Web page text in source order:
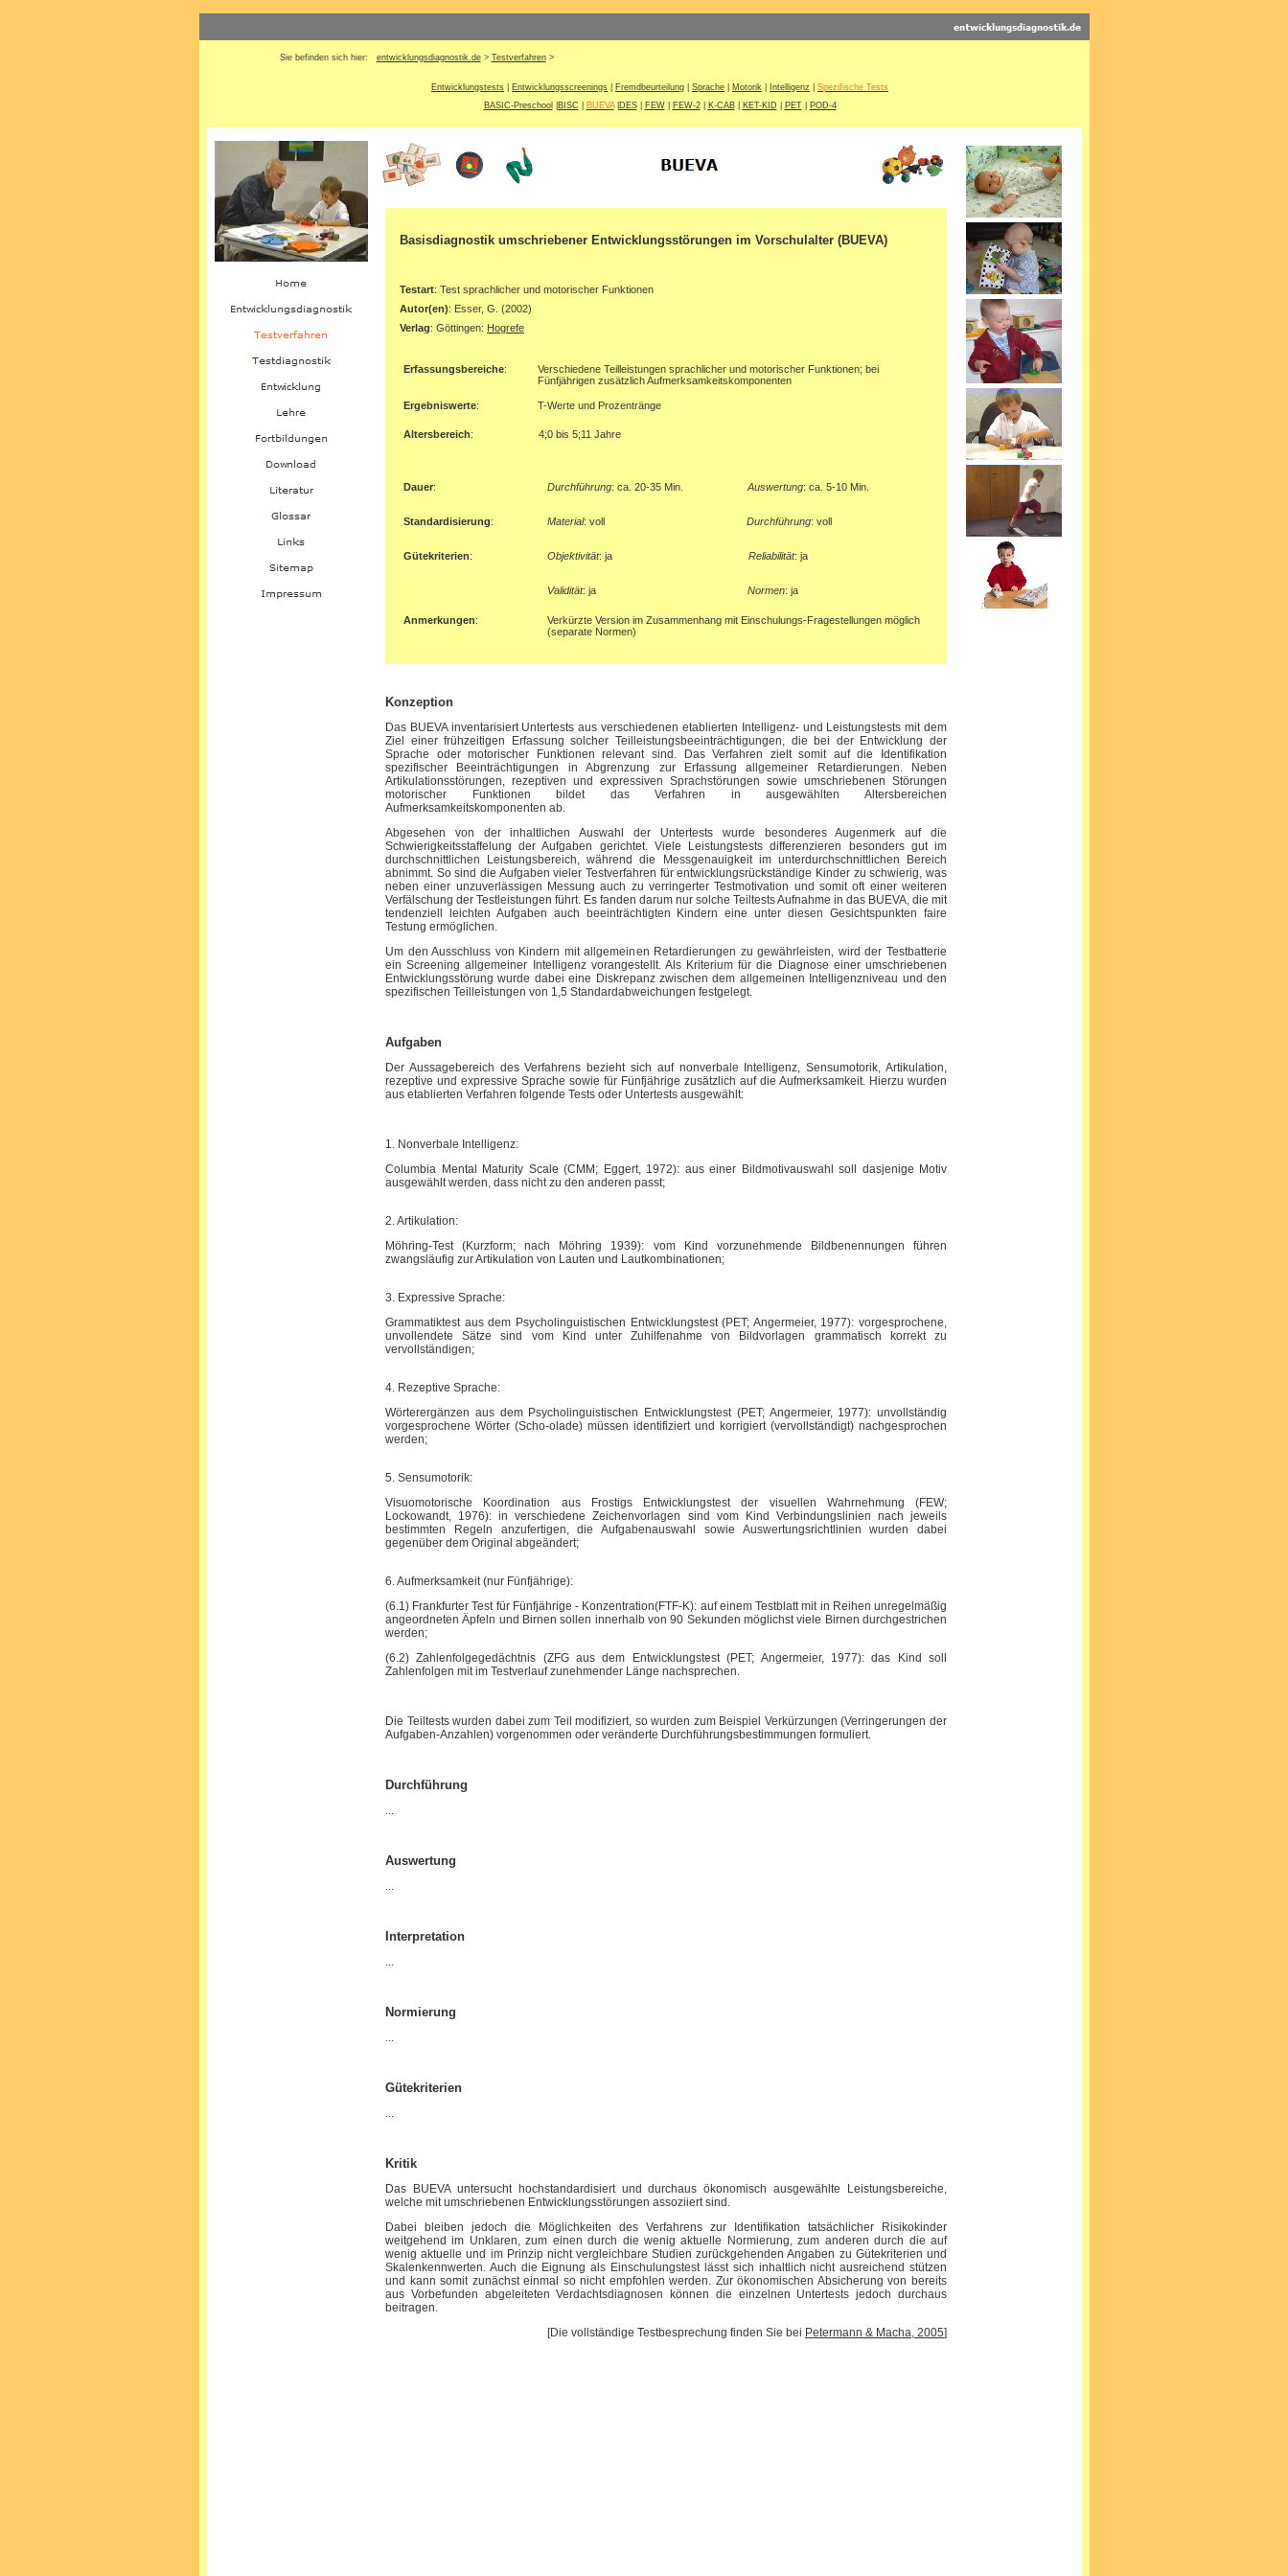
Sie befinden sich hier: entwicklungsdiagnostik.de> Testverfahren>
Entwicklungstests Entwicklungsscreenings Fremdbeurteilung Sprache Motorik Intelligenz
Spezifische Tests
BASIC-Preschool
BISC BUEVA| DES| FEW| FEW-2| K-CAB| KET-KID PET| POD-4
Basisdiagnostik umschriebener Entwicklungsstörungen im Vorschulalter (BUEVA)
Testart: Test sprachlicher und motorischer Funktionen
Autor(en): Esser, G. (2002)
Verlag: Göttingen: Hogrefe
Erfassungsbereiche:
Verschiedene Teilleistungen sprachlicher und motorischer Funktionen; bei
Fünfjährigen zusätzlich Aufmerksamkeitskomponenten
Ergebniswerte: T-Werte und Prozentränge
Altersbereich: 4;0 bis 5;11 Jahre
Dauer: Durchführung: ca. 20-35 Min. Auswertung: ca. 5-10 Min.
Standardisierung: Material: voll Durchführung: voll
Gütekriterien: Objektivität: ja Reliabilität: ja
Validität: ja Normen: ja
Anmerkungen:
Verkürzte Version im Zusammenhang mit Einschulungs-Fragestellungen möglich
(separate Normen)
Konzeption
Das BUEVA inventarisiert Untertests aus verschiedenen etablierten Intelligenz- und Leistungstests mit dem
Ziel einer frühzeitigen Erfassung solcher Teilleistungsbeeinträchtigungen, die bei der Entwicklung der
Sprache oder motorischer Funktionen relevant sind. Das Verfahren zielt somit auf die Identifikation
spezifischer Beeinträchtigungen in Abgrenzung zur Erfassung allgemeiner Retardierungen. Neben
Artikulationsstörungen, rezeptiven und expressiven Sprachstörungen sowie umschriebenen Störungen
motorischer Funktionen bildet das Verfahren in ausgewählten Altersbereichen
Aufmerksamkeitskomponenten ab.
Abgesehen von der inhaltlichen Auswahl der Untertests wurde besonderes Augenmerk auf die
Schwierigkeitsstaffelung der Aufgaben gerichtet. Viele Leistungstests differenzieren besonders gut im
durchschnittlichen Leistungsbereich, während die Messgenauigkeit im unterdurchschnittlichen Bereich
abnimmt. So sind die Aufgaben vieler Testverfahren für entwicklungsrückständige Kinder zu schwierig, was
neben einer unzuverlässigen Messung auch zu verringerter Testmotivation und somit oft einer weiteren
Verfälschung der Testleistungen führt. Es fanden darum nur solche Teiltests Aufnahme in das BUEVA, die mit
tendenziell leichten Aufgaben auch beeinträchtigten Kindern eine unter diesen Gesichtspunkten faire
Testung ermöglichen.
Um den Ausschluss von Kindern mit allgemeinen Retardierungen zu gewährleisten, wird der Testbatterie
ein Screening allgemeiner Intelligenz vorangestellt. Als Kriterium für die Diagnose einer umschriebenen
Entwicklungsstörung wurde dabei eine Diskrepanz zwischen dem allgemeinen Intelligenzniveau und den
spezifischen Teilleistungen von 1,5 Standardabweichungen festgelegt.
Aufgaben
Der Aussagebereich des Verfahrens bezieht sich auf nonverbale Intelligenz, Sensumotorik, Artikulation,
rezeptive und expressive Sprache sowie für Fünfjährige zusätzlich auf die Aufmerksamkeit. Hierzu wurden
aus etablierten Verfahren folgende Tests oder Untertests ausgewählt:
1. Nonverbale Intelligenz:
Columbia Mental Maturity Scale (CMM; Eggert, 1972): aus einer Bildmotivauswahl soll dasjenige Motiv
ausgewählt werden, dass nicht zu den anderen passt;
2. Artikulation:
Möhring-Test (Kurzform; nach Möhring 1939): vom Kind vorzunehmende Bildbenennungen führen
zwangsläufig zur Artikulation von Lauten und Lautkombinationen;
3. Expressive Sprache:
Grammatiktest aus dem Psycholinguistischen Entwicklungstest (PET; Angermeier, 1977): vorgesprochene,
unvollendete Sätze sind vom Kind unter Zuhilfenahme von Bildvorlagen grammatisch korrekt zu
vervollständigen;
4. Rezeptive Sprache:
Wörterergänzen aus dem Psycholinguistischen Entwicklungstest (PET; Angermeier, 1977): unvollständig
vorgesprochene Wörter (Scho-olade) müssen identifiziert und korrigiert (vervollständigt) nachgesprochen
werden;
5. Sensumotorik:
Visuomotorische Koordination aus Frostigs Entwicklungstest der visuellen Wahrnehmung (FEW;
Lockowandt, 1976): in verschiedene Zeichenvorlagen sind vom Kind Verbindungslinien nach jeweils
bestimmten Regeln anzufertigen, die Aufgabenauswahl sowie Auswertungsrichtlinien wurden dabei
gegenüber dem Original abgeändert;
6. Aufmerksamkeit (nur Fünfjährige):
(6.1) Frankfurter Test für Fünfjährige - Konzentration(FTF-K): auf einem Testblatt mit in Reihen unregelmäßig
angeordneten Äpfeln und Birnen sollen innerhalb von 90 Sekunden möglichst viele Birnen durchgestrichen
werden;
(6.2) Zahlenfolgegedächtnis (ZFG aus dem Entwicklungstest (PET; Angermeier, 1977): das Kind soll
Zahlenfolgen mit im Testverlauf zunehmender Länge nachsprechen.
Die Teiltests wurden dabei zum Teil modifiziert, so wurden zum Beispiel Verkürzungen (Verringerungen der
Aufgaben-Anzahlen) vorgenommen oder veränderte Durchführungsbestimmungen formuliert.
Durchführung
...
Auswertung
...
Interpretation
...
Normierung
...
Gütekriterien
...
Kritik
Das BUEVA untersucht hochstandardisiert und durchaus ökonomisch ausgewählte Leistungsbereiche,
welche mit umschriebenen Entwicklungsstörungen assoziiert sind.
Dabei bleiben jedoch die Möglichkeiten des Verfahrens zur Identifikation tatsächlicher Risikokinder
weitgehend im Unklaren, zum einen durch die wenig aktuelle Normierung, zum anderen durch die auf
wenig aktuelle und im Prinzip nicht vergleichbare Studien zurückgehenden Angaben zu Gütekriterien und
Skalenkennwerten. Auch die Eignung als Einschulungstest lässt sich inhaltlich nicht ausreichend stützen
und kann somit zunächst einmal so nicht empfohlen werden. Zur ökonomischen Absicherung von bereits
aus Vorbefunden abgeleiteten Verdachtsdiagnosen können die einzelnen Untertests jedoch durchaus
beitragen.
[Die vollständige Testbesprechung finden Sie bei Petermann & Macha, 2005]